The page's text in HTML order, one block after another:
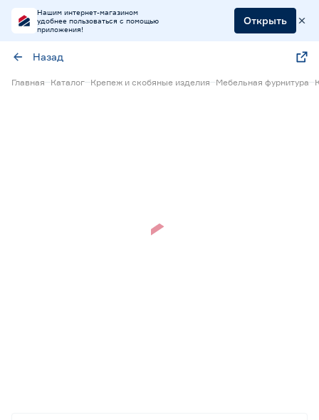
Нашим интернет-магазином
удобнее пользоваться с помощью
приложения!
Открыть
Назад
Главная Каталог Крепеж и скобяные изделия Мебельная фурнитура